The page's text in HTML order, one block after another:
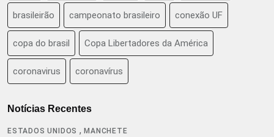
brasileirão campeonato brasileiro conexão UF
copa do brasil Copa Libertadores da América
coronavirus coronavírus
Notícias Recentes
ESTADOS UNIDOS ,MANCHETE